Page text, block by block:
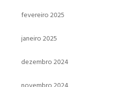
fevereiro 2025
janeiro 2025
dezembro 2024